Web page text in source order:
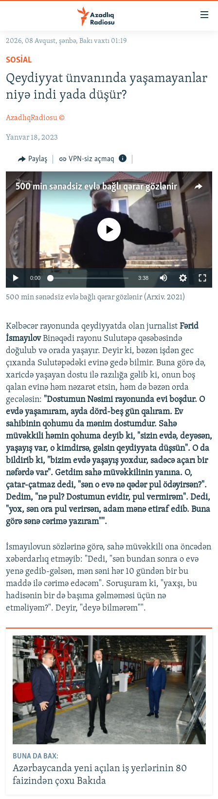
Əsas
qayıt
Əsas
naviqasiyaya
qayıt
Axtarışa
GÜNDƏM
#İZAHLA
KORRUPSIOMETR
#ƏSLINDƏ
FƏRQƏ BAX
QANUNI DOĞRU
ARAŞDIRMA
MULTIMEDIA
VIDEO
FOTOQALEREYA
İNFOQRAFIKA
KARIKATURA
RADIO ARXIV
OXU ZALI
AZƏRBAYCAN ƏDƏBIYYATI KITABXANASI
İSLAM VƏ DEMOKRATIYA
İZ - MƏDƏNIYYƏT PROQRAMI
HAQQIMIZDA
MISSIYAMIZ
PEŞƏ ETIKASI VƏ JURNALISTIKA STANDARTLARIMIZ
MATERIALLARIMIZDAN ISTIFADƏ
AZADLIQRADIOSU MOBIL TELEFONUNUZDA
BIZIMLƏ ƏLAQƏ
BIZI IZLƏ
RFE/RL-in bütün saytları
2026, 08 Avqust, şənbə, Bakı vaxtı 01:19
SOSIAL
Qeydiyyat ünvanında yaşamayanlar
niyə indi yada düşür?
AzadlıqRadiosu ©
Yanvar 18, 2023
Paylaş VPN-siz açmaq
500 min sənədsiz evlə bağlı qərar gözlənir
Auto 240p
720p 1080p
No media source currently available
0:00 3:38
480p
1080p
500 min sənədsiz evlə bağlı qərar gözlənir (Arxiv. 2021)
Kəlbəcər rayonunda qeydiyyatda olan jurnalist Fərid
İsmayılovBinəqədi rayonu Sulutəpə qəsəbəsində
doğulub və orada yaşayır. Deyir ki, bəzən işdən gec
çıxanda Sulutəpədəki evinə gedə bilmir. Buna görə də,
xaricdə yaşayan dostu ilə razılığa gəlib ki, onun boş
qalan evinə həm nəzarət etsin, həm də bəzən orda
gecələsin: "Dostumun Nəsimi rayonunda evi boşdur. O
evdə yaşamıram, ayda dörd-beş gün qalıram. Ev
sahibinin qohumu da mənim dostumdur. Sahə
müvəkkili həmin qohuma deyib ki, "sizin evdə, deyəsən,
yaşayış var, o kimdirsə, gəlsin qeydiyyata düşsün". O da
bildirib ki, "bizim evdə yaşayış yoxdur, sadəcə açarı bir
nəfərdə var". Getdim sahə müvəkkilinin yanına. O,
çatar-çatmaz dedi, "sən o evə nə qədər pul ödəyirsən?".
Dedim, "nə pul? Dostumun evidir, pul vermirəm". Dedi,
"yox, sən ora pul verirsən, adam mənə etiraf edib. Buna
görə sənə cərimə yazıram"".
İsmayılovun sözlərinə görə, sahə müvəkkili ona öncədən
xəbərdarlıq etməyib: "Dedi, "sən bundan sonra o evə
yenə gedib-gəlsən, mən səni hər 10 gündən bir bu
maddə ilə cərimə edəcəm". Soruşuram ki, "yaxşı, bu
hadisənin bir də başıma gəlməməsi üçün nə
etməliyəm?". Deyir, "deyə bilmərəm"".
BUNA DA BAX:
Azərbaycanda yeni açılan iş yerlərinin 80
faizindən çoxu Bakıda